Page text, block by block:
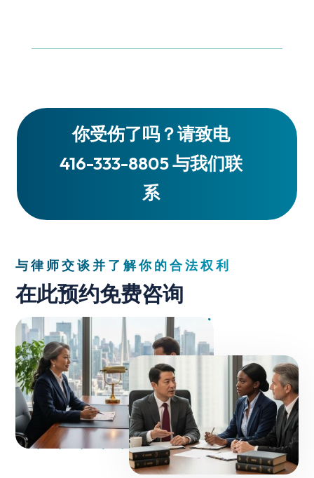
你受伤了吗？请致电
416-333-8805 与我们联
系
与律师交谈并了解你的合法权利
在此预约免费咨询